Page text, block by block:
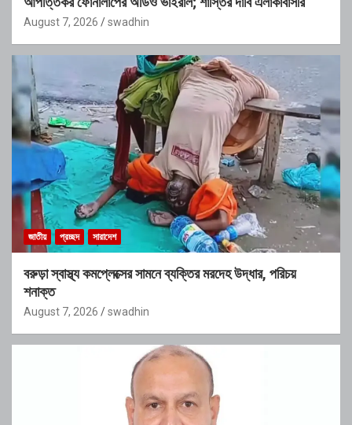
August 7, 2026 swadhin
জাতীয় প্রচ্ছদ সারাদেশ
বরুড়া স্বাস্থ্য কমপ্লেক্সের সামনে ব্যক্তির মরদেহ উদ্ধার, পরিচয়
শনাক্ত
August 7, 2026 swadhin